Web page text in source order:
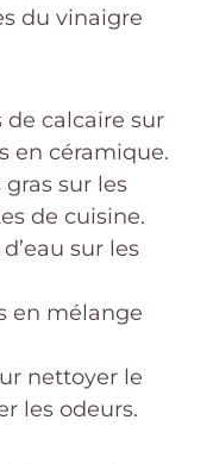
du vinaigre
de calcaire sur
en céramique.
sur les
de cuisine.
sur les
en mélange
nettoyer le
les odeurs.